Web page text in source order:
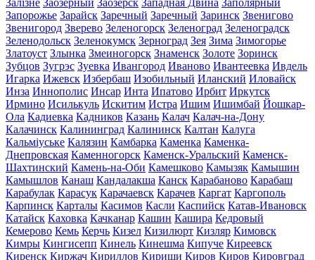
Залізне Заозерный Заозерск Западная Двина Заполярный
Запорожье Зарайск Заречный Заречный Заринск Звенигово
Звенигород Зверево Зеленогорск Зеленоград Зеленоградск
Зеленодольск Зеленокумск Зерноград Зея Зима Зимогорье
Златоуст Злынка Змеиногорск Знаменск Золоте Зоринск
Зубцов Зугрэс Зуевка Ивангород Иваново Ивантеевка Ивдель
Игарка Ижевск Избербаш Изобильный Иланский Иловайск
Инза Иннополис Инсар Инта Ипатово Ирбит Иркутск
Ирмино Исилькуль Искитим Истра Ишим Ишимбай Йошкар-
Ола Кадиевка Кадников Казань Калач Калач-на-Дону
Калачинск Калининград Калининск Калтан Калуга
Кальміуське Калязин Камбарка Каменка Каменка-
Днепровская Каменногорск Каменск-Уральский Каменск-
Шахтинский Камень-на-Оби Камешково Камызяк Камышин
Камышлов Канаш Кандалакша Канск Карабаново Карабаш
Карабулак Карасук Карачаевск Карачев Каргат Каргополь
Карпинск Карталы Касимов Касли Каспийск Катав-Ивановск
Катайск Каховка Качканар Кашин Кашира Кедровый
Кемерово Кемь Керчь Кизел Кизилюрт Кизляр Кимовск
Кимры Кингисепп Кинель Кинешма Кипуче Киреевск
Киренск Киржач Кириллов Кириши Киров Киров Кировград